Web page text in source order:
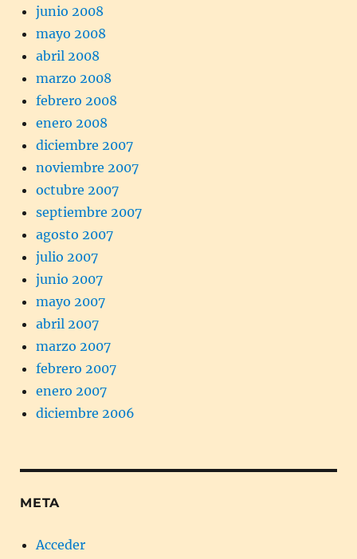
junio 2008
mayo 2008
abril 2008
marzo 2008
febrero 2008
enero 2008
diciembre 2007
noviembre 2007
octubre 2007
septiembre 2007
agosto 2007
julio 2007
junio 2007
mayo 2007
abril 2007
marzo 2007
febrero 2007
enero 2007
diciembre 2006
META
Acceder